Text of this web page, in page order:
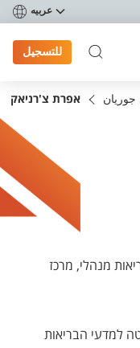
عربيه
للتسجيل
אפרת צ'רניאק
מנהלי, מרכז
למדעי הבריאות